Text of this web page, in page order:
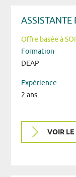
ASSISTANTE
Offre basée à
Formation
DEAP
Expérience
2 ans
VOIR LE